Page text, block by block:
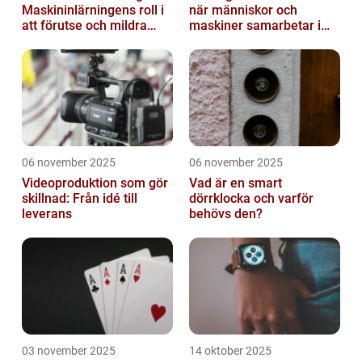
Maskininlärningens roll i
att förutse och mildra
när människor och
maskiner samarbetar i
06 november 2025
Videoproduktion som gör
skillnad: Från idé till
leverans
06 november 2025
Vad är en smart
dörrklocka och varför
behövs den?
03 november 2025 14 oktober 2025